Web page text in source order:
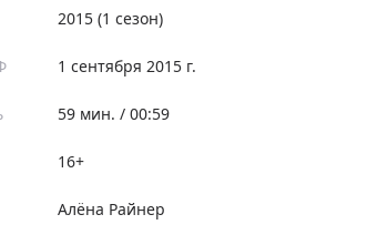
2015 (1 сезон)
1 сентября 2015 г.
59 мин. / 00:59
16+
Алёна Райнер